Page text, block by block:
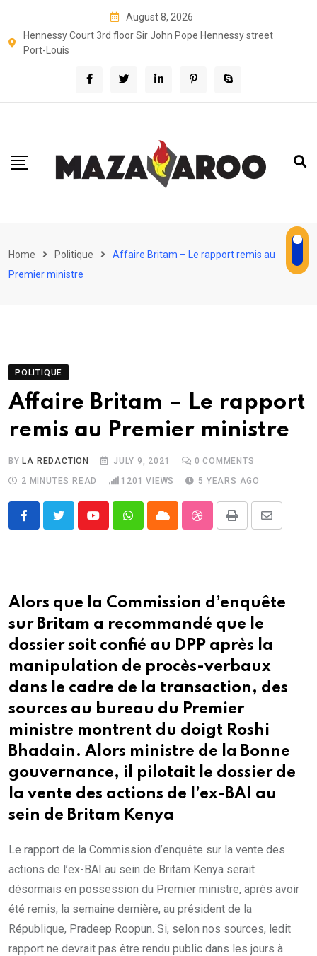
content
August 8, 2026
Hennessy Court 3rd floor Sir John Pope Hennessy street
Port-Louis
Home Politique
Affaire Britam – Le rapport remis au
Premier ministre
POLITIQUE
Affaire Britam – Le rapport
remis au Premier ministre
BYLA REDACTION JULY 9, 2021 0 COMMENTS
2 MINUTES READ
1201 VIEWS 5 YEARS AGO
YoutubeWhatsappCloud StumbleUpon
Print
Share
Alors que la Commission d’enquête
sur Britam a recommandé que le
dossier soit confié au DPP après la
manipulation de procès-verbaux
dans le cadre de la transaction, des
sources au bureau du Premier
ministre montrent du doigt Roshi
Bhadain. Alors ministre de la Bonne
gouvernance, il pilotait le dossier de
la vente des actions de l’ex-BAI au
sein de Britam Kenya
Le rapport de la Commission d’enquête sur la vente des
actions de l’ex-BAI au sein de Britam Kenya serait
désormais en possession du Premier ministre, après avoir
été remis, la semaine dernière, au président de la
République, Pradeep Roopun. Si, selon nos sources, ledit
rapport ne devrait pas être rendu public dans les jours à